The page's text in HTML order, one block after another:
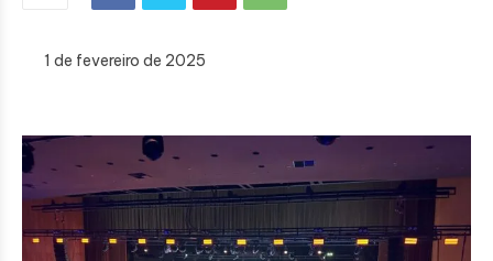
1 de fevereiro de 2025